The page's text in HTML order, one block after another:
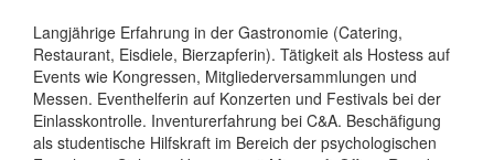
Langjährige Erfahrung in der Gastronomie (Catering,
Restaurant, Eisdiele, Bierzapferin). Tätigkeit als Hostess auf
Events wie Kongressen, Mitgliederversammlungen und
Messen. Eventhelferin auf Konzerten und Festivals bei der
Einlasskontrolle. Inventurerfahrung bei C&A. Beschäfigung
als studentische Hilfskraft im Bereich der psychologischen